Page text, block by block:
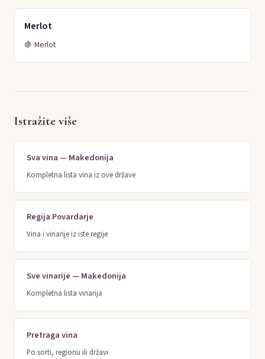
Merlot
🍇 Merlot
Istražite više
Sva vina — Makedonija
Kompletna lista vina iz ove države
Regija Povardarje
Vina i vinarije iz iste regije
Sve vinarije — Makedonija
Kompletna lista vinarija
Pretraga vina
Po sorti, regionu ili državi